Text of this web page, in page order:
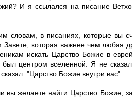
И я ссылался на писание
словам, в писаниях, которые вы
которая важнее чем любая
искать Царство Божие в
был центром вселенной. Я не
"Царство Божие внутри вас".
вы желаете найти Царство Божие,